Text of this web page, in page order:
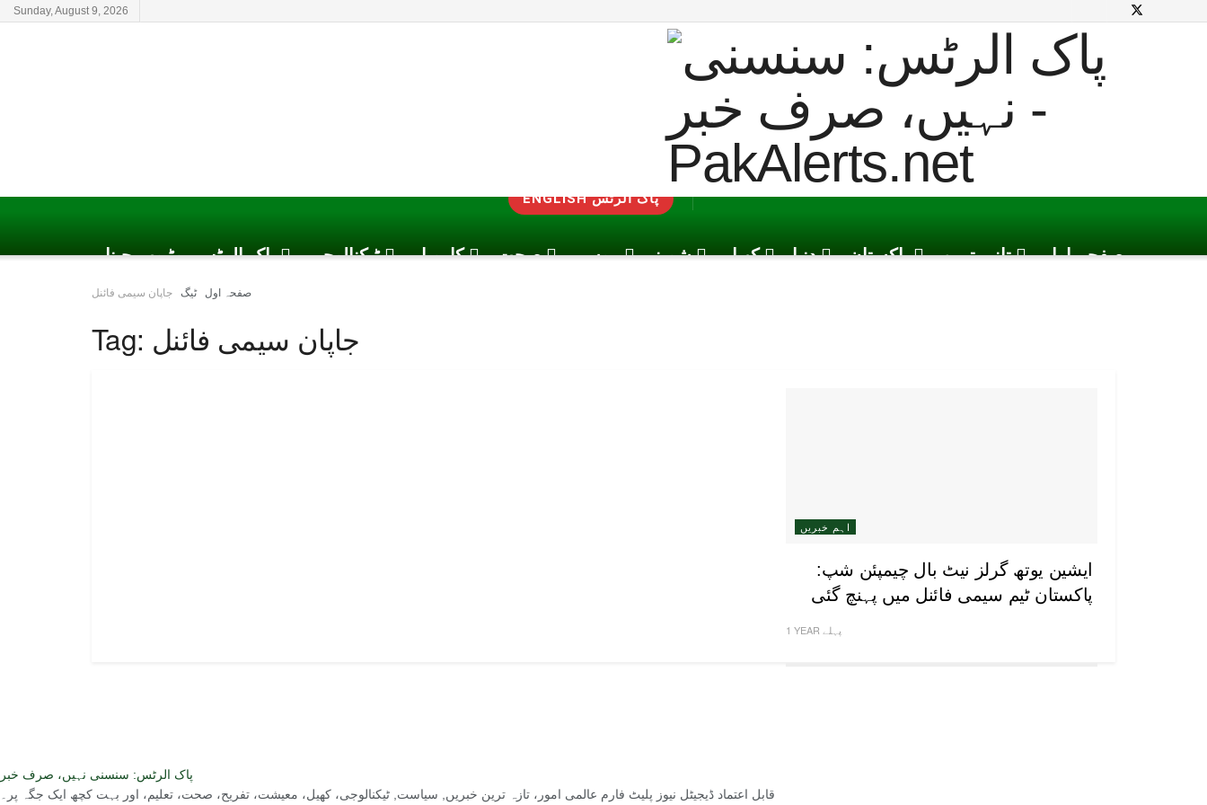
Sunday, August 9, 2026
ENGLISH پاک الرٹس
پاک الرٹس یوٹیوب چینل ٹیکنالوجی کاروبار صحت موسم شوبز کھیل دنیا پاکستان تازہ ترین صفحہ اول
صفحہ اول ٹیگ جاپان سیمی فائنل
Tag: جاپان سیمی فائنل
اہم خبریں
ایشین یوتھ گرلز نیٹ بال چیمپئن شپ:
پاکستان ٹیم سیمی فائنل میں پہنچ گئی
1 YEAR پہلے
پاک الرٹس: سنسنی نہیں، صرف خبر
قابل اعتماد ڈیجیٹل نیوز پلیٹ فارم عالمی امور، تازہ ترین خبریں, سیاست, ٹیکنالوجی، کھیل، معیشت، تفریح، صحت، تعلیم، اور بہت کچھ ایک جگہ پر۔